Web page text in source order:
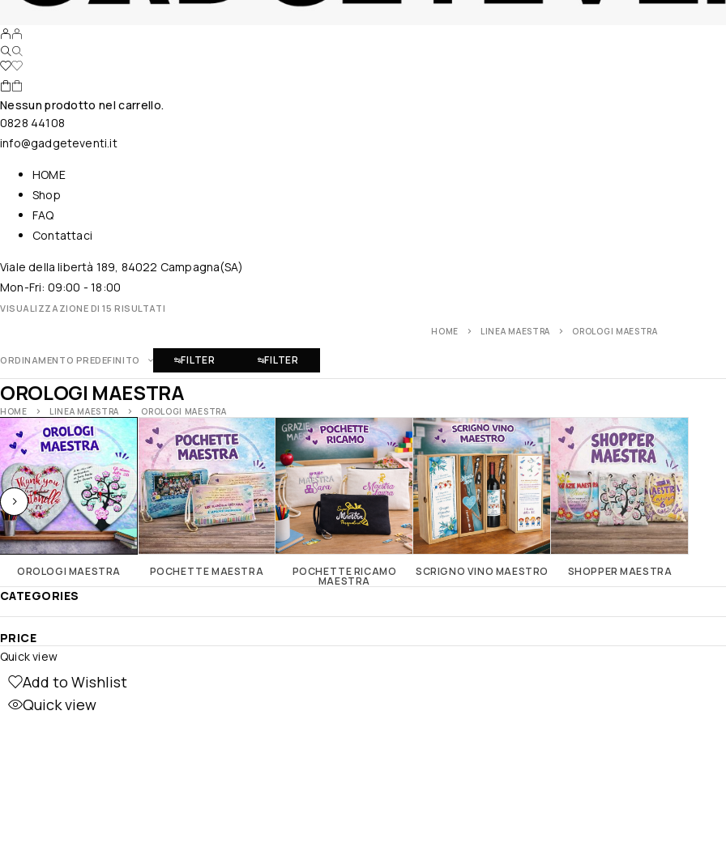
Nessun prodotto nel carrello.
0828 44108
info@gadgeteventi.it
HOME
Shop
FAQ
Contattaci
Viale della libertà 189, 84022 Campagna(SA)
Mon-Fri: 09:00 - 18:00
VISUALIZZAZIONE DI 15 RISULTATI
HOME LINEA MAESTRA OROLOGI MAESTRA
ORDINAMENTO PREDEFINITO FILTER FILTER
OROLOGI MAESTRA
HOME LINEA MAESTRA OROLOGI MAESTRA
OROLOGI MAESTRA POCHETTE MAESTRA POCHETTE RICAMO
MAESTRA
SCRIGNO VINO MAESTRO SHOPPER MAESTRA
CATEGORIES
PRICE
Add to Wishlist
Quick view
Quick view